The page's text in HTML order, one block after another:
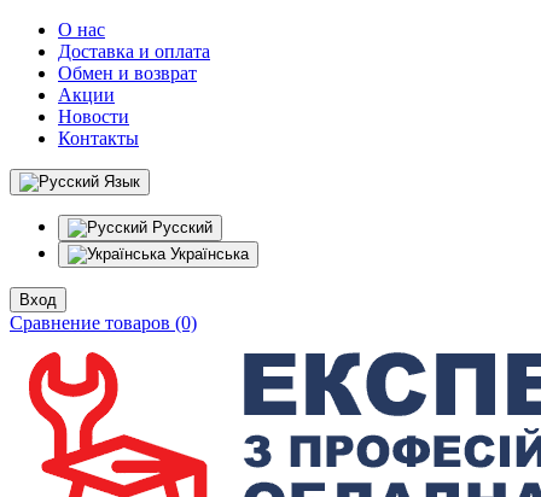
О нас
Доставка и оплата
Обмен и возврат
Акции
Новости
Контакты
Язык
Русский
Українська
Вход
Сравнение товаров (0)